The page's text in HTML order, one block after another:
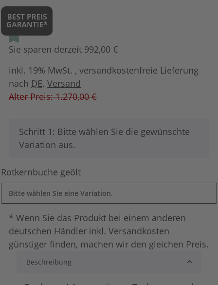
Sie sparen derzeit 992,00 €
inkl. 19% MwSt. , versandkostenfreie Lieferung
nach DE.Versand
Alter Preis: 1.270,00 €
x
Schritt 1: Bitte wählen Sie die gewünschte
Variation aus.
Rotkernbuche geölt
Bitte wählen Sie eine Variation.
* Wenn Sie das Produkt bei einem anderen
deutschen Händler inkl. Versandkosten
günstiger finden, machen wir den gleichen Preis.
Beschreibung